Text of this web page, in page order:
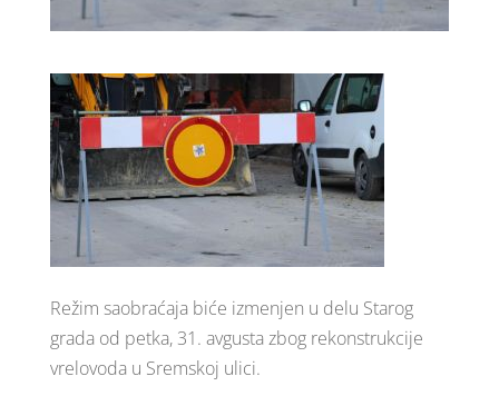
Režim saobraćaja biće izmenjen u delu Starog
grada od petka, 31. avgusta zbog rekonstrukcije
vrelovoda u Sremskoj ulici.